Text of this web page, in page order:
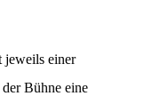
jeweils einer
Bühne eine